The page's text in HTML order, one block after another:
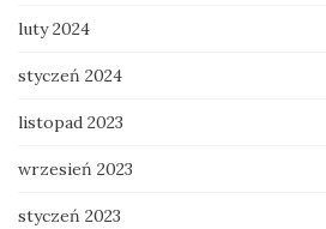
luty 2024
styczeń 2024
listopad 2023
wrzesień 2023
styczeń 2023